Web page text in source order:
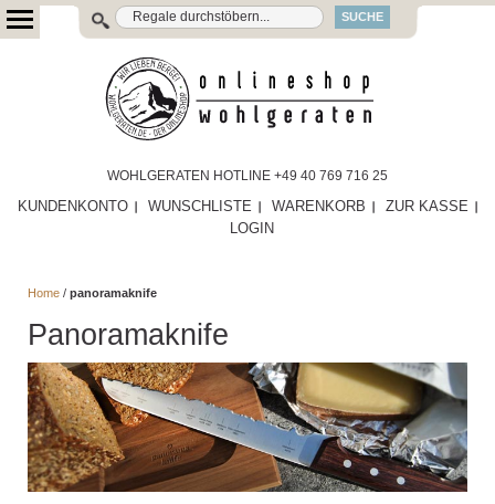
SUCHE
WOHLGERATEN HOTLINE +49 40 769 716 25
KUNDENKONTO WUNSCHLISTE WARENKORB
ZUR KASSE
LOGIN
Home / panoramaknife
Panoramaknife